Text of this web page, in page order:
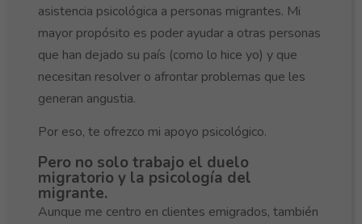
asistencia psicológica a personas migrantes. Mi
mayor propósito es poder ayudar a otras personas
que han dejado su país (como lo hice yo) y que
necesitan resolver o afrontar problemas que les
generan angustia.
Por eso, te ofrezco mi apoyo psicológico.
Pero no solo trabajo el duelo
migratorio y la psicología del
migrante.
Aunque me centro en clientes emigrados, también